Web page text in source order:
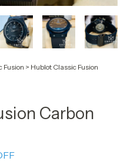
Fusion > Hublot Classic Fusion
Carbon